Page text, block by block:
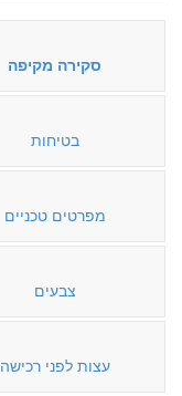
סקירה מקיפה
בטיחות
מפרטים טכניים
צבעים
עצות לפני רכישה